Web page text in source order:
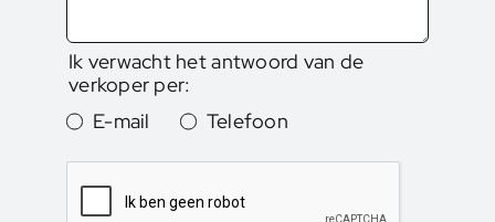
Ik verwacht het antwoord van de
verkoper per:
E-mail
Telefoon